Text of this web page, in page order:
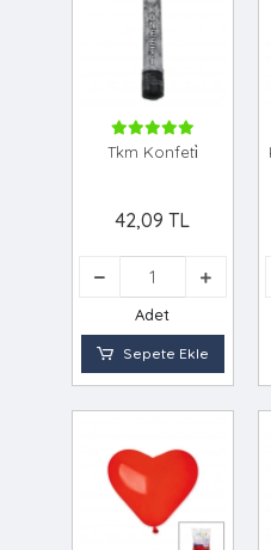
Tkm Konfeti̇
42,09 TL
Adet
Sepete Ekle